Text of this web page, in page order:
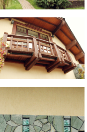
House on pond
House on pond